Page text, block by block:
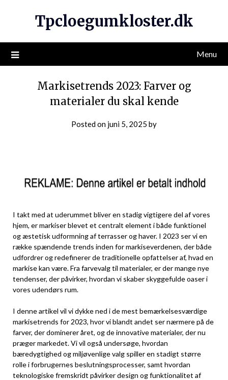
Tpcloegumkloster.dk
Menu
Markisetrends 2023: Farver og
materialer du skal kende
Posted on juni 5, 2025 by
I takt med at uderummet bliver en stadig vigtigere del af vores
hjem, er markiser blevet et centralt element i både funktionel
og æstetisk udformning af terrasser og haver. I 2023 ser vi en
række spændende trends inden for markiseverdenen, der både
udfordrer og redefinerer de traditionelle opfattelser af, hvad en
markise kan være. Fra farvevalg til materialer, er der mange nye
tendenser, der påvirker, hvordan vi skaber skyggefulde oaser i
vores udendørs rum.
I denne artikel vil vi dykke ned i de mest bemærkelsesværdige
markisetrends for 2023, hvor vi blandt andet ser nærmere på de
farver, der dominerer året, og de innovative materialer, der nu
præger markedet. Vi vil også undersøge, hvordan
bæredygtighed og miljøvenlige valg spiller en stadigt større
rolle i forbrugernes beslutningsprocesser, samt hvordan
teknologiske fremskridt påvirker design og funktionalitet af